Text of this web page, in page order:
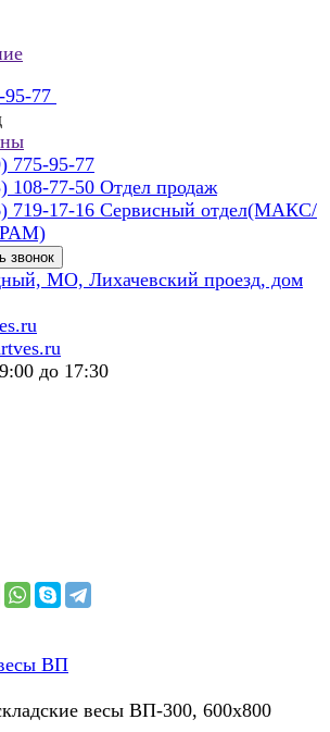
95-77
775-95-77
108-77-50 Отдел продаж
719-17-16 Сервисный отдел(МАКС/
звонок
МО, Лихачевский проезд, дом
до 17:30
ВП
весы ВП-300, 600x800